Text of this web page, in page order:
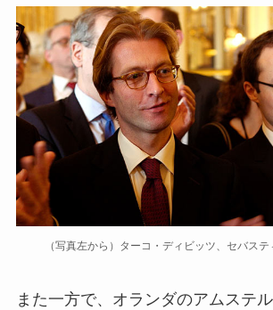
（写真左から）ターコ・ディビッツ、セバス
また一方で、オランダのアムステ